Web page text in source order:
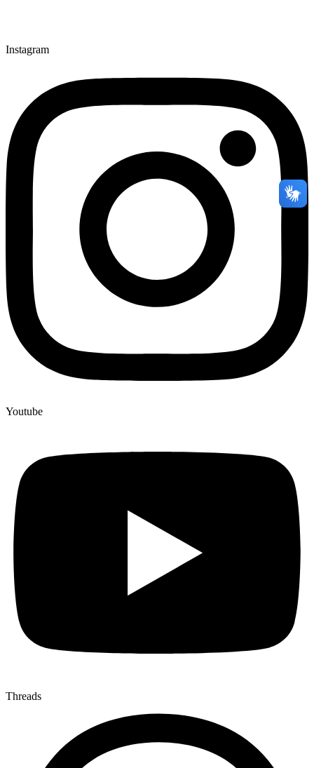
Instagram
Youtube
Threads